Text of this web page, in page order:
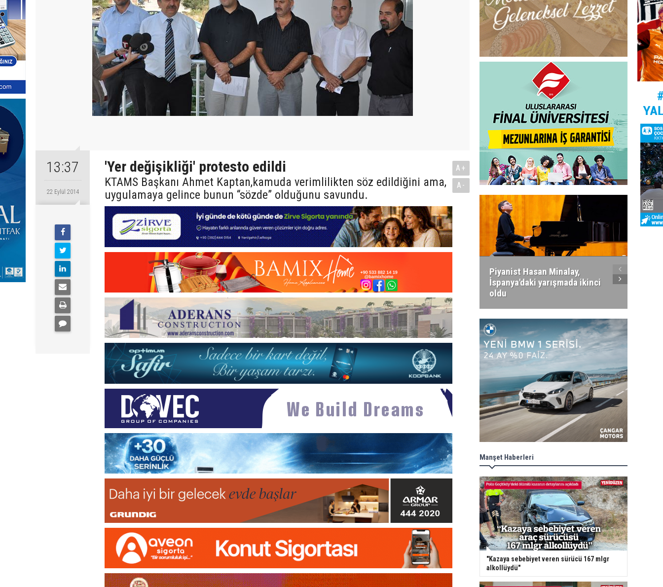
13:37
22 Eylül 2014
'Yer değişikliği' protesto edildi
KTAMS Başkanı Ahmet Kaptan,kamuda verimlilikten söz edildiğini ama,
uygulamaya gelince bunun “sözde” olduğunu savundu.
A+
A-
Piyanist Hasan Minalay,
İspanya'daki yarışmada ikinci
oldu
Manşet Haberleri
"Kazaya sebebiyet veren sürücü 167 mlgr
alkollüydü"